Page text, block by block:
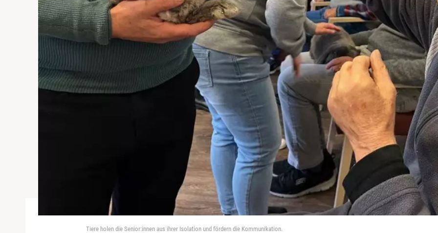
Tiere holen die Senior:innen aus ihrer Isolation und fördern die Kommunikation.